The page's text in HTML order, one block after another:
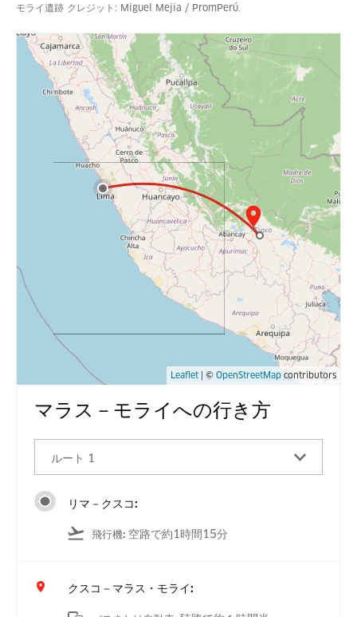
モライ遺跡 クレジット: Miguel Mejía / PromPerú.
Leaflet | © OpenStreetMap contributors
マラス－モライへの行き方
ルート 1
リマ－クスコ:
飛行機: 空路で約1時間15分
クスコ－マラス・モライ: